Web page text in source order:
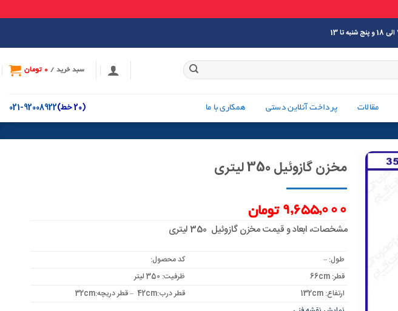
سبد خرید / 0 تومان
مقالات پرداخت آنلاین دستی همکاری با ما (20 خط) 92008922-021
مخزن گازوئیل 350 لیتری
9,655,000 تومان
مشخصات، ابعاد و قیمت مخزن گازوئیل 350 لیتری
طول: –
کد محصول:
قطر: 66cm
ظرفیت: 350 لیتر
ارتفاع: 132cm
قطر درب:42cm – قطر دریچه:32cm